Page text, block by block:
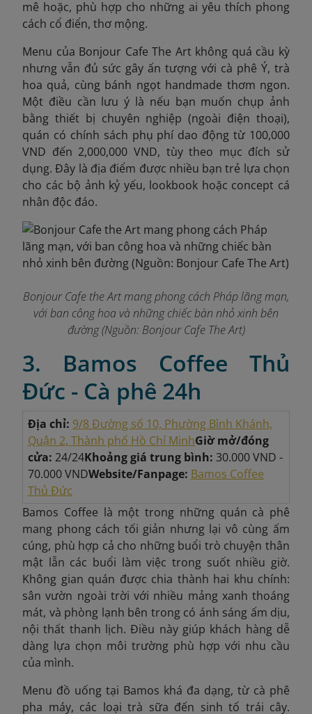
mê hoặc, phù hợp cho những ai yêu thích phong
cách cổ điển, thơ mộng.
Menu của Bonjour Cafe The Art không quá cầu kỳ
nhưng vẫn đủ sức gây ấn tượng với cà phê Ý, trà
hoa quả, cùng bánh ngọt handmade thơm ngon.
Một điều cần lưu ý là nếu bạn muốn chụp ảnh
bằng thiết bị chuyên nghiệp (ngoài điện thoại),
quán có chính sách phụ phí dao động từ 100,000
VND đến 2,000,000 VND, tùy theo mục đích sử
dụng. Đây là địa điểm được nhiều bạn trẻ lựa chọn
cho các bộ ảnh kỷ yếu, lookbook hoặc concept cá
nhân độc đáo.
Bonjour Cafe the Art mang phong cách Pháp lãng mạn,
với ban công hoa và những chiếc bàn nhỏ xinh bên
đường (Nguồn: Bonjour Cafe The Art)
3. Bamos Coffee Thủ
Đức - Cà phê 24h
Địa chỉ: 9/8 Đường số 10, Phường Bình Khánh,
Quận 2, Thành phố Hồ Chí MinhGiờ mở/đóng
cửa: 24/24Khoảng giá trung bình: 30.000 VND -
70.000 VNDWebsite/Fanpage: Bamos Coffee
Thủ Đức
Bamos Coffee là một trong những quán cà phê
mang phong cách tối giản nhưng lại vô cùng ấm
cúng, phù hợp cả cho những buổi trò chuyện thân
mật lẫn các buổi làm việc trong suốt nhiều giờ.
Không gian quán được chia thành hai khu chính:
sân vườn ngoài trời với nhiều mảng xanh thoáng
mát, và phòng lạnh bên trong có ánh sáng ấm dịu,
nội thất thanh lịch. Điều này giúp khách hàng dễ
dàng lựa chọn môi trường phù hợp với nhu cầu
của mình.
Menu đồ uống tại Bamos khá đa dạng, từ cà phê
pha máy, các loại trà sữa đến sinh tố trái cây.